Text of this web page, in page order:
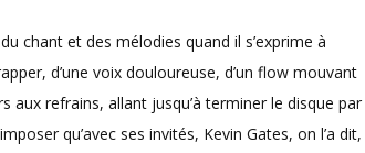
chant et des mélodies quand il s’exprime à
d’une voix douloureuse, d’un flow mouvant
refrains, allant jusqu’à terminer le disque par
qu’avec ses invités, Kevin Gates, on l’a dit,